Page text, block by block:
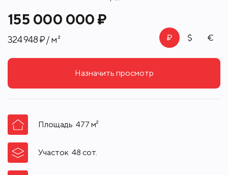
155 000 000 ₽
324 948 ₽ / м²
Назначить просмотр
Площадь 477 м²
Участок 48 сот.